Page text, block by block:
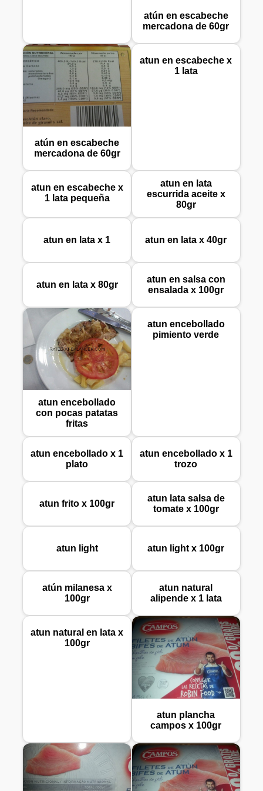
atún en escabeche
mercadona de 60gr
atún en escabeche
mercadona de 60gr
atun en escabeche x
1 lata
atun en escabeche x
1 lata pequeña
atun en lata
escurrida aceite x
80gr
atun en lata x 1 atun en lata x 40gr
atun en lata x 80gr
atun en salsa con
ensalada x 100gr
atun encebollado
con pocas patatas
fritas
atun encebollado
pimiento verde
atun encebollado x 1
plato
atun encebollado x 1
trozo
atun frito x 100gr
atun lata salsa de
tomate x 100gr
atun light atun light x 100gr
atún milanesa x
100gr
atun natural
alipende x 1 lata
atun natural en lata x
100gr
atun plancha
campos x 100gr